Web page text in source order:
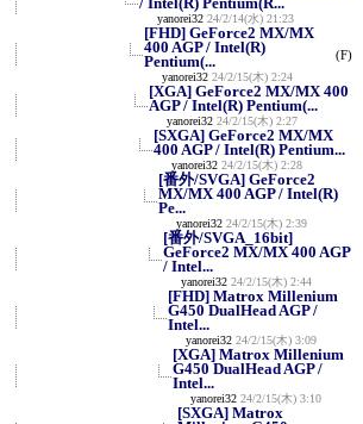
yanorei32 24/2/14(水) 21:23
[FHD] GeForce2 MX/MX
400 AGP / Intel(R)
Pentium(...
yanorei32 24/2/15(木) 2:24
(F)
[XGA] GeForce2 MX/MX 400
AGP / Intel(R) Pentium(...
yanorei32 24/2/15(木) 2:27
[SXGA] GeForce2 MX/MX
400 AGP / Intel(R) Pentium...
yanorei32 24/2/15(木) 2:28
[番外/SVGA] GeForce2
MX/MX 400 AGP / Intel(R)
Pe...
yanorei32 24/2/15(木) 2:39
[番外/SVGA_16bit]
GeForce2 MX/MX 400 AGP
/ Intel...
yanorei32 24/2/15(木) 2:44
[FHD] Matrox Millenium
G450 DualHead AGP /
Intel...
yanorei32 24/2/15(木) 3:09
[XGA] Matrox Millenium
G450 DualHead AGP /
Intel...
yanorei32 24/2/15(木) 3:10
[SXGA] Matrox